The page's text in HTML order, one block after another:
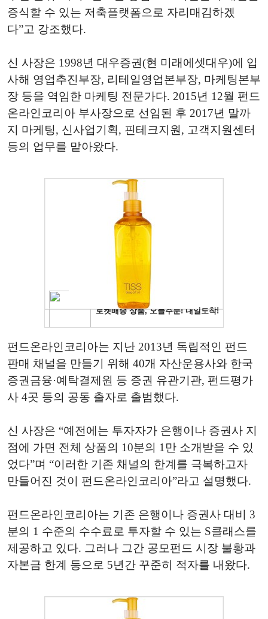
증식할 수 있는 저축플랫폼으로 자리매김하겠
다”고 강조했다.
신 사장은 1998년 대우증권(현 미래에셋대우)에 입
사해 영업추진부장, 리테일영업본부장, 마케팅본부
장 등을 역임한 마케팅 전문가다. 2015년 12월 펀드
온라인코리아 부사장으로 선임된 후 2017년 말까
지 마케팅, 신사업기획, 핀테크지원, 고객지원센터
등의 업무를 맡아왔다.
펀드온라인코리아는 지난 2013년 독립적인 펀드
판매 채널을 만들기 위해 40개 자산운용사와 한국
증권금융·예탁결제원 등 증권 유관기관, 펀드평가
사 4곳 등의 공동 출자로 출범했다.
신 사장은 “예전에는 투자자가 은행이나 증권사 지
점에 가면 전체 상품의 10분의 1만 소개받을 수 있
었다”며 “이러한 기존 채널의 한계를 극복하고자
만들어진 것이 펀드온라인코리아”라고 설명했다.
펀드온라인코리아는 기존 은행이나 증권사 대비 3
분의 1 수준의 수수료로 투자할 수 있는 S클래스를
제공하고 있다. 그러나 그간 공모펀드 시장 불황과
자본금 한계 등으로 5년간 꾸준히 적자를 내왔다.